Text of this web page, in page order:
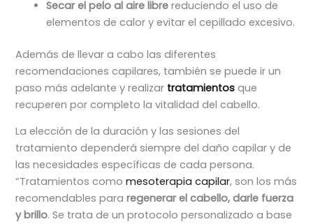
Secar el pelo al aire librereduciendo el uso de
elementos de calor y evitar el cepillado excesivo.
Además de llevar a cabo las diferentes
recomendaciones capilares, también se puede ir un
paso más adelante y realizar tratamientos que
recuperen por completo la vitalidad del cabello.
La elección de la duración y las sesiones del
tratamiento dependerá siempre del daño capilar y de
las necesidades específicas de cada persona.
“Tratamientos comomesoterapia capilar, son los más
recomendables pararegenerar el cabello, darle fuerza
y brillo. Se trata de un protocolo personalizado a base